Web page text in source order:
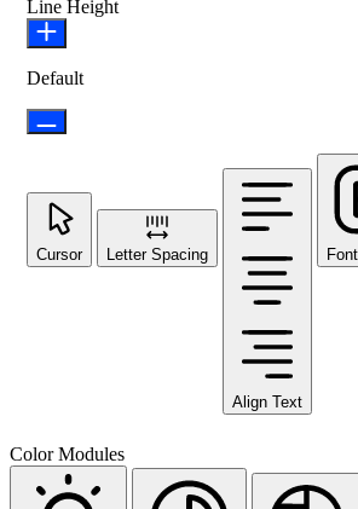
Line Height
Default
Cursor Letter Spacing
Align Text
Color Modules